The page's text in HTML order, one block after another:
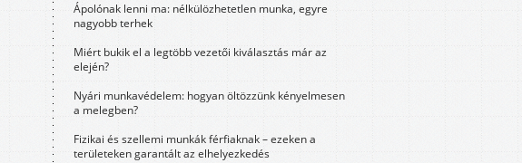
Ápolónak lenni ma: nélkülözhetetlen munka, egyre
nagyobb terhek
Miért bukik el a legtöbb vezetői kiválasztás már az
elején?
Nyári munkavédelem: hogyan öltözzünk kényelmesen
a melegben?
Fizikai és szellemi munkák férfiaknak – ezeken a
területeken garantált az elhelyezkedés